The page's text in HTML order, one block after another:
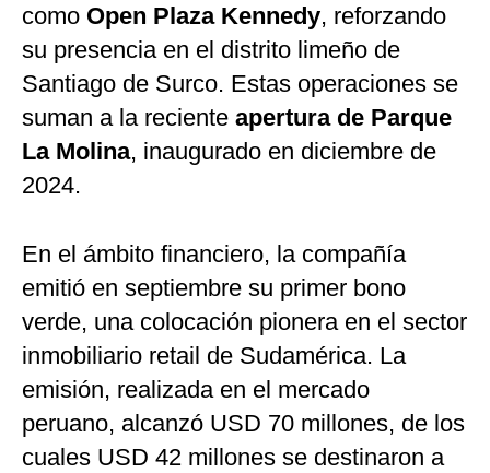
como Open Plaza Kennedy, reforzando
su presencia en el distrito limeño de
Santiago de Surco. Estas operaciones se
suman a la reciente apertura de Parque
La Molina, inaugurado en diciembre de
2024.
En el ámbito financiero, la compañía
emitió en septiembre su primer bono
verde, una colocación pionera en el sector
inmobiliario retail de Sudamérica. La
emisión, realizada en el mercado
peruano, alcanzó USD 70 millones, de los
cuales USD 42 millones se destinaron a